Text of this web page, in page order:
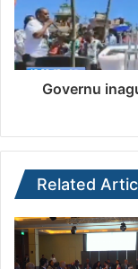
Governu
Related